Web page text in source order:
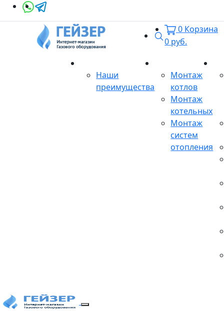
Поиск
0 Корзина
0 руб.
Наши
преимущества
Монтаж
котлов
Монтаж
котельных
Монтаж
систем
отопления